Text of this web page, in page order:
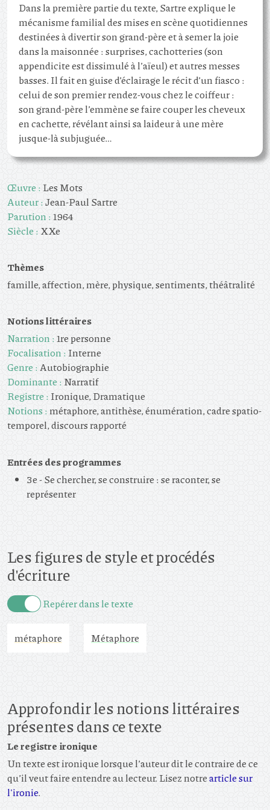
Dans la première partie du texte, Sartre explique le
mécanisme familial des mises en scène quotidiennes
destinées à divertir son grand-père et à semer la joie
dans la maisonnée : surprises, cachotteries (son
appendicite est dissimulé à l’aïeul) et autres messes
basses. Il fait en guise d’éclairage le récit d’un fiasco :
celui de son premier rendez-vous chez le coiffeur :
son grand-père l’emmène se faire couper les cheveux
en cachette, révélant ainsi sa laideur à une mère
jusque-là subjuguée…
Œuvre : Les Mots
Auteur :Jean-Paul Sartre
Parution :1964
Siècle : XXe
Thèmes
famille, affection, mère, physique, sentiments, théâtralité
Notions littéraires
Narration :1re personne
Focalisation : Interne
Genre :Autobiographie
Dominante : Narratif
Registre : Ironique, Dramatique
Notions :métaphore, antithèse, énumération, cadre spatio-
temporel, discours rapporté
Entrées des programmes
3e - Se chercher, se construire : se raconter, se
représenter
Les figures de style et procédés
d'écriture
Repérer dans le texte
métaphore Métaphore
Approfondir les notions littéraires
présentes dans ce texte
Le registre ironique
Un texte est ironique lorsque l’auteur dit le contraire de ce
qu’il veut faire entendre au lecteur. Lisez notrearticle sur
l'ironie.